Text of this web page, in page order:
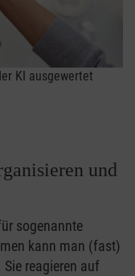
KI ausgewertet
und
sogenannte
kann man (fast)
reagieren auf